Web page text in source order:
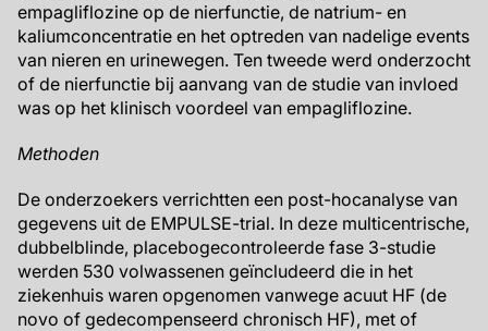
empagliflozine op de nierfunctie, de natrium- en
kaliumconcentratie en het optreden van nadelige events
van nieren en urinewegen. Ten tweede werd onderzocht
of de nierfunctie bij aanvang van de studie van invloed
was op het klinisch voordeel van empagliflozine.
Methoden
De onderzoekers verrichtten een post-hocanalyse van
gegevens uit de EMPULSE-trial. In deze multicentrische,
dubbelblinde, placebogecontroleerde fase 3-studie
werden 530 volwassenen geïncludeerd die in het
ziekenhuis waren opgenomen vanwege acuut HF (de
novo of gedecompenseerd chronisch HF), met of